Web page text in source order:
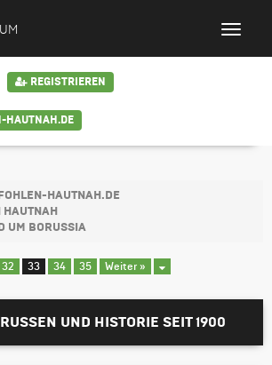
REGISTRIEREN
HAUTNAH.DE
HAUTNAH.DE
HAUTNAH
UM BORUSSIA
32 33 34 35 Weiter »
UND HISTORIE SEIT 1900